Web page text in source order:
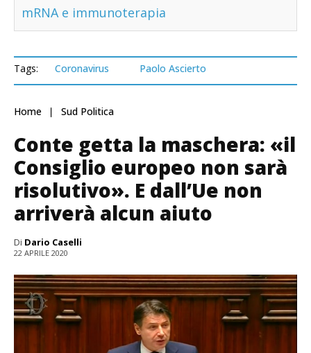
mRNA e immunoterapia
Tags: Coronavirus Paolo Ascierto
Home Sud Politica
Conte getta la maschera: «il
Consiglio europeo non sarà
risolutivo». E dall’Ue non
arriverà alcun aiuto
Di Dario Caselli
22 APRILE 2020